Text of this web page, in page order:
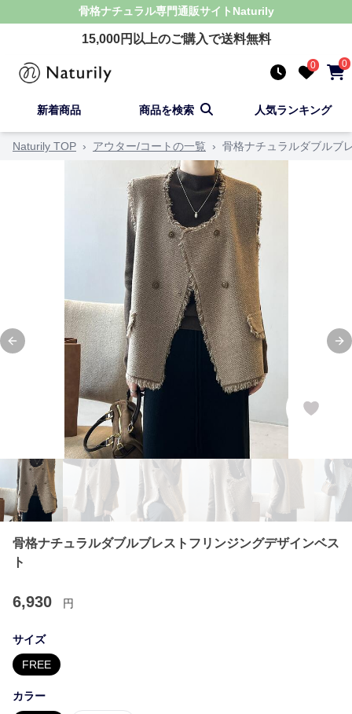
骨格ナチュラル専門通販サイト Naturily
15,000円以上のご購入で送料無料
0 0
新着商品 商品を検索 人気ランキング
Naturily TOP › アウター/コートの一覧 › 骨格ナチュラルダブルブ
Previous slide
骨格ナチュラルダブルブレストフリンジングデザインベス
ト
6,930 円
サイズ
FREE
カラー